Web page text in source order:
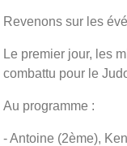
Revenons sur les
Le premier jour, les
combattu pour le
Au programme :
- Antoine (2ème),